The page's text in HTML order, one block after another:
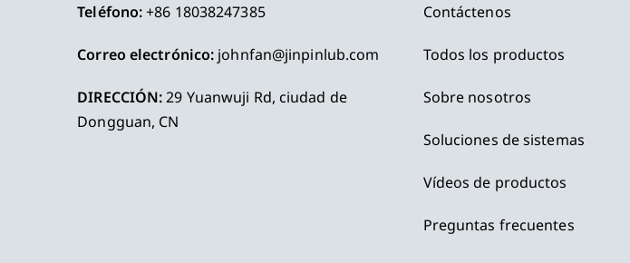
Teléfono:+86 18038247385
Correo electrónico: johnfan@jinpinlub.com
DIRECCIÓN:29 Yuanwuji Rd, ciudad de
Dongguan, CN
Contáctenos
Todos los productos
Sobre nosotros
Soluciones de sistemas
Vídeos de productos
Preguntas frecuentes